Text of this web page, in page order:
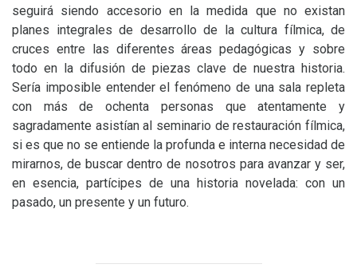
seguirá siendo accesorio en la medida que no existan
planes integrales de desarrollo de la cultura fílmica, de
cruces entre las diferentes áreas pedagógicas y sobre
todo en la difusión de piezas clave de nuestra historia.
Sería imposible entender el fenómeno de una sala repleta
con más de ochenta personas que atentamente y
sagradamente asistían al seminario de restauración fílmica,
si es que no se entiende la profunda e interna necesidad de
mirarnos, de buscar dentro de nosotros para avanzar y ser,
en esencia, partícipes de una historia novelada: con un
pasado, un presente y un futuro.